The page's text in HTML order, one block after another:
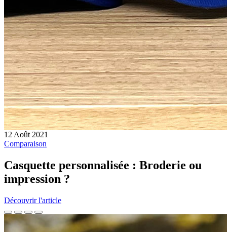
12 Août 2021
Comparaison
Casquette personnalisée : Broderie ou
impression ?
Découvrir l'article